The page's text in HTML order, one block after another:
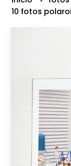
10 fotos